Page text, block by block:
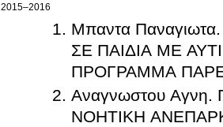
2015–2016
Μπαντα
ΣΕ ΠΑΙΔΙΑ ΜΕ
ΠΡΟΓΡΑΜΜΑ
Αναγνωστου
ΝΟΗΤΙΚΗ